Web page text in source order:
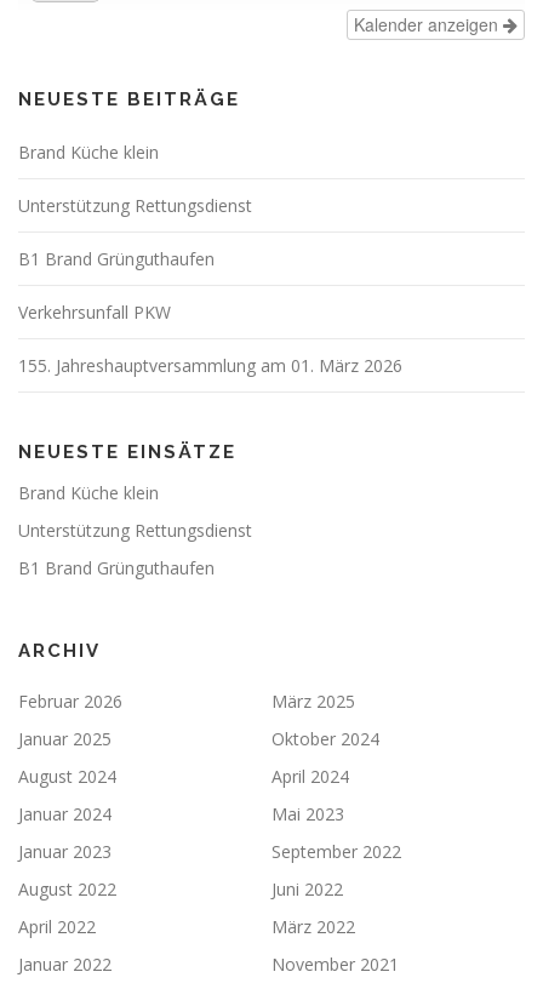
Kalender anzeigen
NEUESTE BEITRÄGE
Brand Küche klein
Unterstützung Rettungsdienst
B1 Brand Grünguthaufen
Verkehrsunfall PKW
155. Jahreshauptversammlung am 01. März 2026
NEUESTE EINSÄTZE
Brand Küche klein
Unterstützung Rettungsdienst
B1 Brand Grünguthaufen
ARCHIV
Februar 2026
März 2025
Januar 2025
Oktober 2024
August 2024
April 2024
Januar 2024
Mai 2023
Januar 2023
September 2022
August 2022
Juni 2022
April 2022
März 2022
Januar 2022
November 2021